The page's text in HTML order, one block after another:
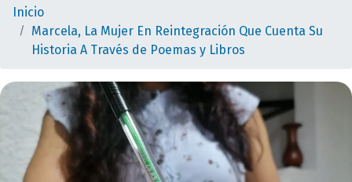
Inicio
Marcela, La Mujer En Reintegración Que Cuenta Su
Historia A Través de Poemas y Libros